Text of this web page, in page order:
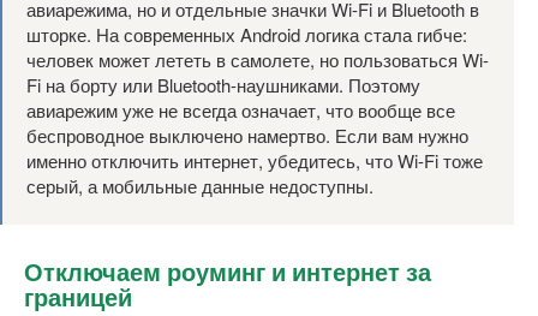
авиарежима, но и отдельные значки Wi-Fi и Bluetooth в
шторке. На современных Android логика стала гибче:
человек может лететь в самолете, но пользоваться Wi-
Fi на борту или Bluetooth-наушниками. Поэтому
авиарежим уже не всегда означает, что вообще все
беспроводное выключено намертво. Если вам нужно
именно отключить интернет, убедитесь, что Wi-Fi тоже
серый, а мобильные данные недоступны.
Отключаем роуминг и интернет за
границей